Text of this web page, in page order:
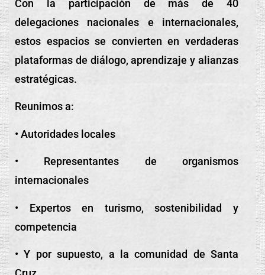
Con la participación de más de 40
delegaciones nacionales e internacionales,
estos espacios se convierten en verdaderas
plataformas de diálogo, aprendizaje y alianzas
estratégicas.
Reunimos a:
• Autoridades locales
• Representantes de organismos
internacionales
• Expertos en turismo, sostenibilidad y
competencia
• Y por supuesto, a la comunidad de Santa